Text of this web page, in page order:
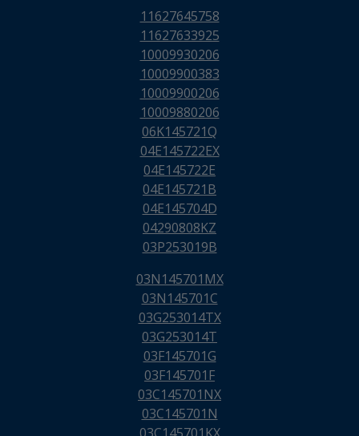
11627645758
11627633925
10009930206
10009900383
10009900206
10009880206
06K145721Q
04E145722EX
04E145722E
04E145721B
04E145704D
04290808KZ
03P253019B
03N145701MX
03N145701C
03G253014TX
03G253014T
03F145701G
03F145701F
03C145701NX
03C145701N